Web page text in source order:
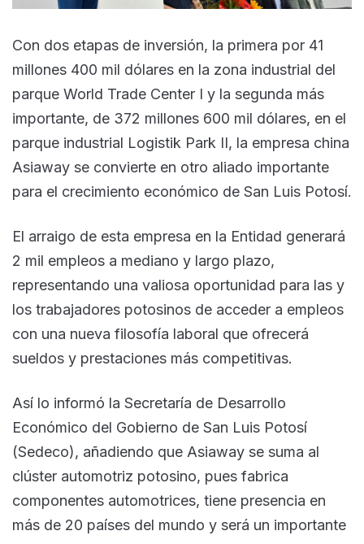
Con dos etapas de inversión, la primera por 41
millones 400 mil dólares en la zona industrial del
parque World Trade Center I y la segunda más
importante, de 372 millones 600 mil dólares, en el
parque industrial Logistik Park II, la empresa china
Asiaway se convierte en otro aliado importante
para el crecimiento económico de San Luis Potosí.
El arraigo de esta empresa en la Entidad generará
2 mil empleos a mediano y largo plazo,
representando una valiosa oportunidad para las y
los trabajadores potosinos de acceder a empleos
con una nueva filosofía laboral que ofrecerá
sueldos y prestaciones más competitivas.
Así lo informó la Secretaría de Desarrollo
Económico del Gobierno de San Luis Potosí
(Sedeco), añadiendo que Asiaway se suma al
clúster automotriz potosino, pues fabrica
componentes automotrices, tiene presencia en
más de 20 países del mundo y será un importante